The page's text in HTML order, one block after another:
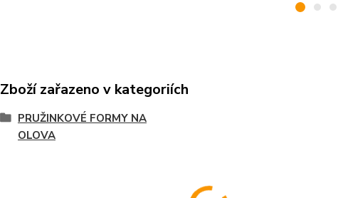
Zboží zařazeno v kategoriích
PRUŽINKOVÉ FORMY NA
OLOVA